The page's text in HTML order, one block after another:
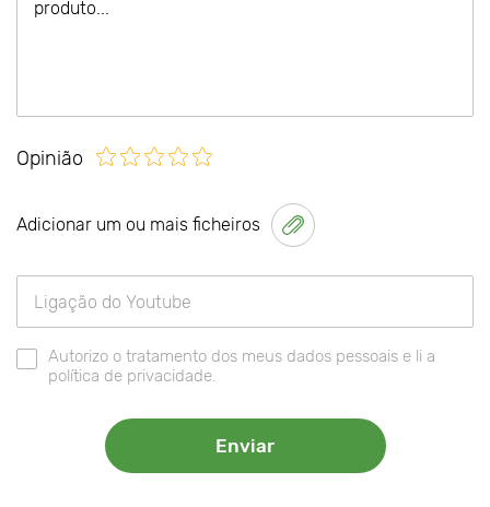
Opinião
Adicionar um ou mais ficheiros
Autorizo o tratamento dos meus dados pessoais e li a
política de privacidade.